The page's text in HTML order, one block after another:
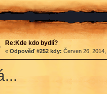
Re:Kde kdo bydlí?
« Odpověď #252 kdy: Červen 26,